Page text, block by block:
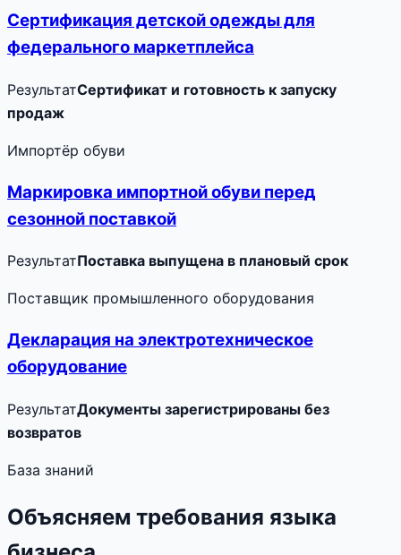
Сертификация детской одежды для
федерального маркетплейса
РезультатСертификат и готовность к запуску
продаж
Импортёр обуви
Маркировка импортной обуви перед
сезонной поставкой
РезультатПоставка выпущена в плановый срок
Поставщик промышленного оборудования
Декларация на электротехническое
оборудование
РезультатДокументы зарегистрированы без
возвратов
База знаний
Объясняем требования языка